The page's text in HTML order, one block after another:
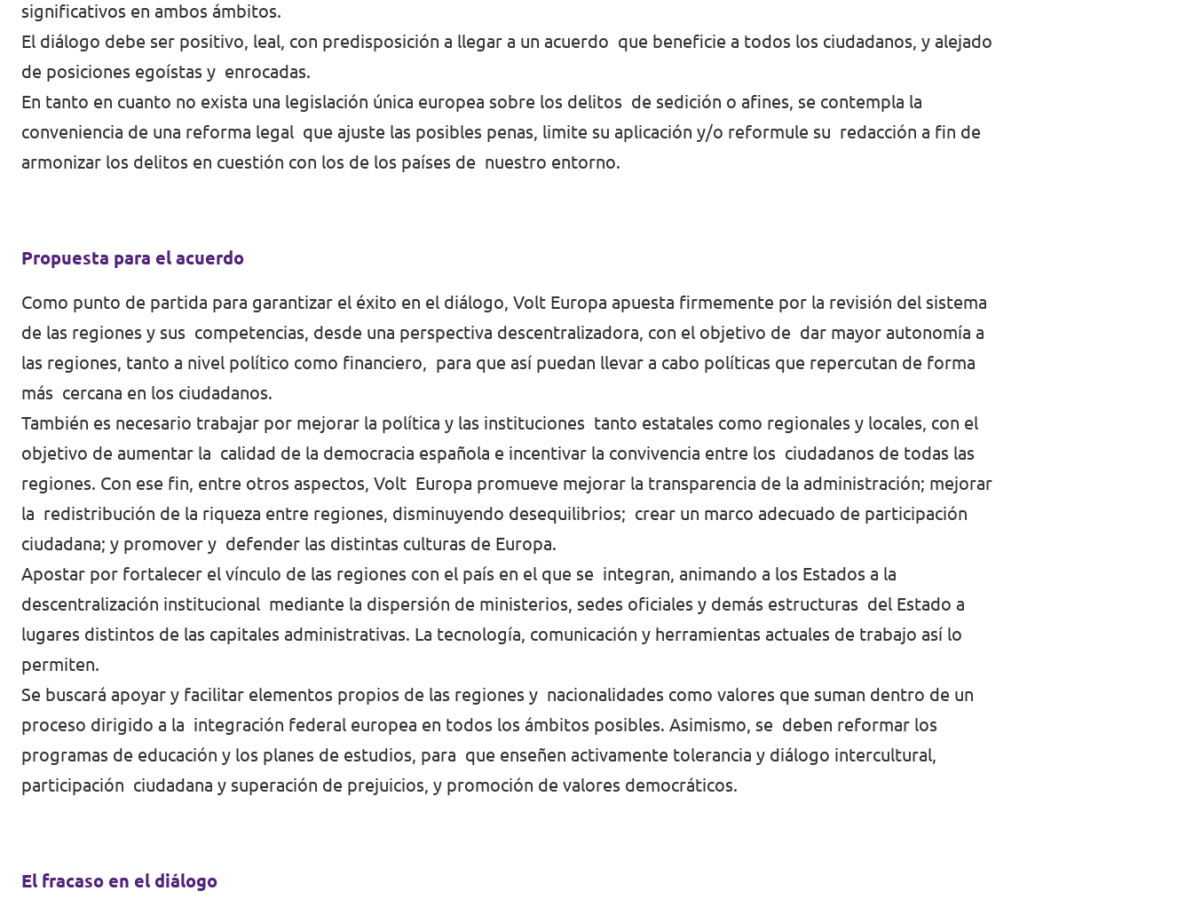
significativos en ambos ámbitos.
El diálogo debe ser positivo, leal, con predisposición a llegar a un acuerdo que beneficie a todos los ciudadanos, y alejado
de posiciones egoístas y enrocadas.
En tanto en cuanto no exista una legislación única europea sobre los delitos de sedición o afines, se contempla la
conveniencia de una reforma legal que ajuste las posibles penas, limite su aplicación y/o reformule su redacción a fin de
armonizar los delitos en cuestión con los de los países de nuestro entorno.
Propuesta para el acuerdo
Como punto de partida para garantizar el éxito en el diálogo, Volt Europa apuesta firmemente por la revisión del sistema
de las regiones y sus competencias, desde una perspectiva descentralizadora, con el objetivo de dar mayor autonomía a
las regiones, tanto a nivel político como financiero, para que así puedan llevar a cabo políticas que repercutan de forma
más cercana en los ciudadanos.
También es necesario trabajar por mejorar la política y las instituciones tanto estatales como regionales y locales, con el
objetivo de aumentar la calidad de la democracia española e incentivar la convivencia entre los ciudadanos de todas las
regiones. Con ese fin, entre otros aspectos, Volt Europa promueve mejorar la transparencia de la administración; mejorar
la redistribución de la riqueza entre regiones, disminuyendo desequilibrios; crear un marco adecuado de participación
ciudadana; y promover y defender las distintas culturas de Europa.
Apostar por fortalecer el vínculo de las regiones con el país en el que se integran, animando a los Estados a la
descentralización institucional mediante la dispersión de ministerios, sedes oficiales y demás estructuras del Estado a
lugares distintos de las capitales administrativas. La tecnología, comunicación y herramientas actuales de trabajo así lo
permiten.
Se buscará apoyar y facilitar elementos propios de las regiones y nacionalidades como valores que suman dentro de un
proceso dirigido a la integración federal europea en todos los ámbitos posibles. Asimismo, se deben reformar los
programas de educación y los planes de estudios, para que enseñen activamente tolerancia y diálogo intercultural,
participación ciudadana y superación de prejuicios, y promoción de valores democráticos.
El fracaso en el diálogo